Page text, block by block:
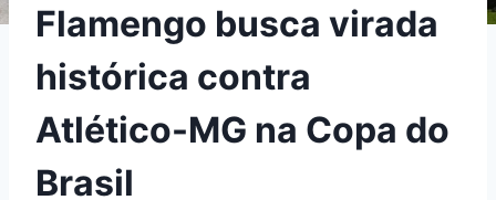
Flamengo busca virada
histórica contra
Atlético-MG na Copa do
Brasil